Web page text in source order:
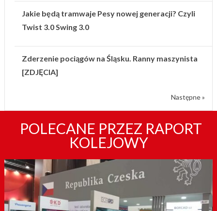
Jakie będą tramwaje Pesy nowej generacji? Czyli
Twist 3.0 Swing 3.0
Zderzenie pociągów na Śląsku. Ranny maszynista
[ZDJĘCIA]
Następne »
POLECANE PRZEZ RAPORT
KOLEJOWY